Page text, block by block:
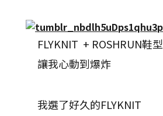
FLYKNIT + ROSHRUN鞋型
讓我心動到爆炸
我選了好久的FLYKNIT